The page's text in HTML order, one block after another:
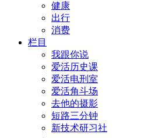
健康
出行
消费
栏目
我跟你说
爱活历史课
爱活电刑室
爱活角斗场
去他的摄影
短路三分钟
新技术研习社